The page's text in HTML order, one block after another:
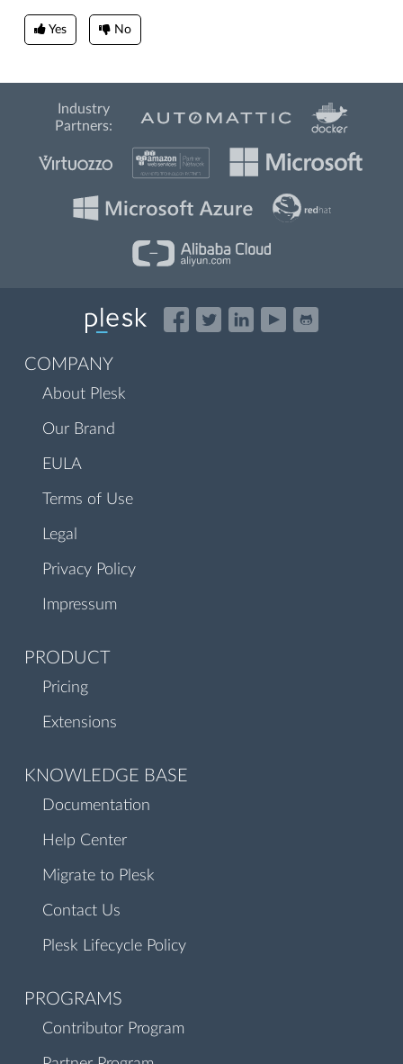
Yes No
Industry
Partners:
COMPANY
About Plesk
Our Brand
EULA
Terms of Use
Legal
Privacy Policy
Impressum
PRODUCT
Pricing
Extensions
KNOWLEDGE BASE
Documentation
Help Center
Migrate to Plesk
Contact Us
Plesk Lifecycle Policy
PROGRAMS
Contributor Program